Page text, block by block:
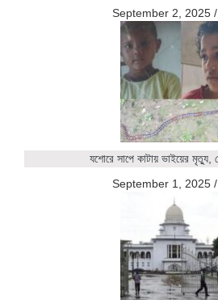
September 2, 2025 /
যশোরে সাপে কাটায় ভাইয়ের মৃত্যু,
September 1, 2025 /